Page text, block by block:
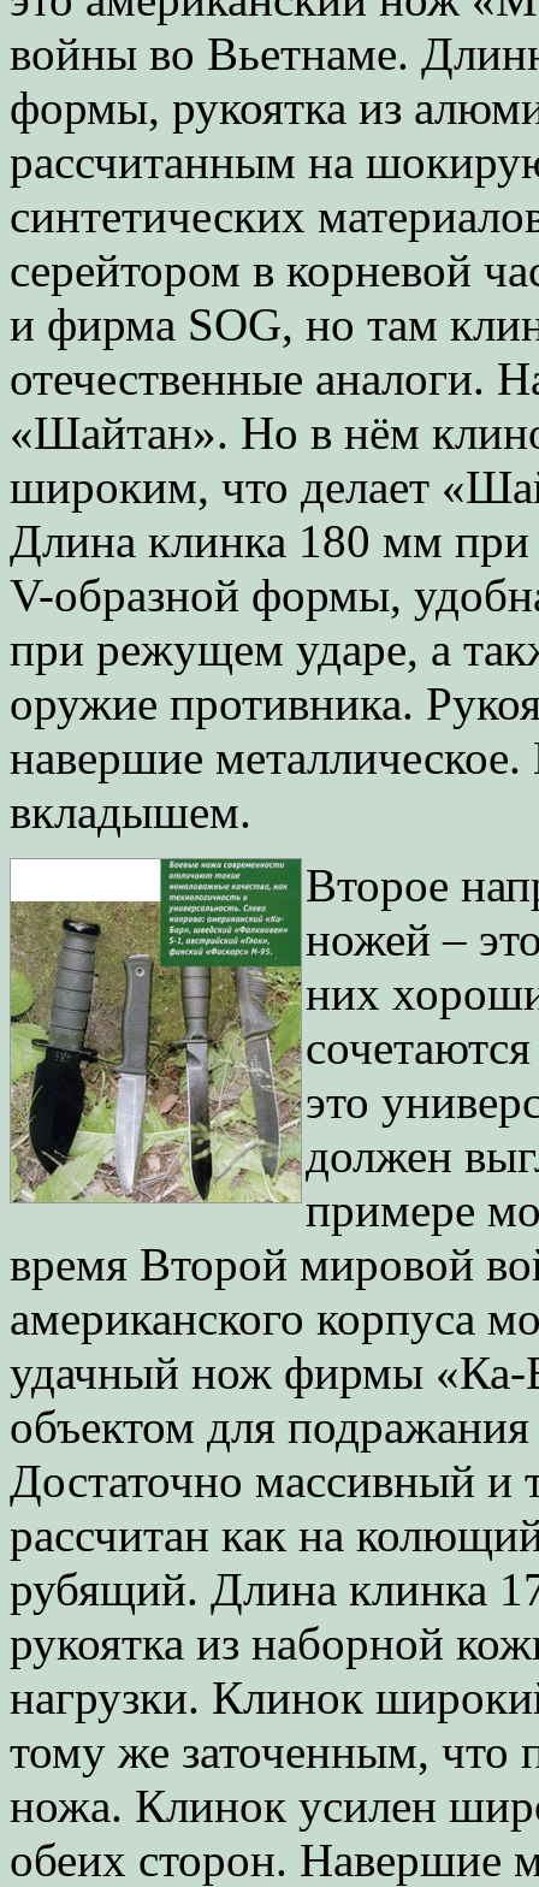
войны во Вьетнаме.
формы, рукоятка из
рассчитанным на
синтетических
серейтором в корневой
и фирма SOG, но там
отечественные аналоги.
«Шайтан». Но в нём
широким, что делает
Длина клинка 180 мм
V-образной формы,
при режущем ударе, а
оружие противника.
навершие
вкладышем.
Второе
ножей –
них
это
должен
примере
время Второй мировой
американского корпуса
удачный нож фирмы «Ка-
объектом для
Достаточно массивный и
рассчитан как на
рубящий. Длина клинка
рукоятка из наборной
нагрузки. Клинок
тому же заточенным, что
ножа. Клинок усилен
обеих сторон. Навершие